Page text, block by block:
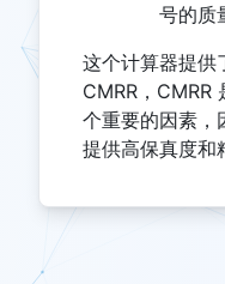
号的质
这个计算器提供
CMRR，CMRR
个重要的因素，
提供高保真度和